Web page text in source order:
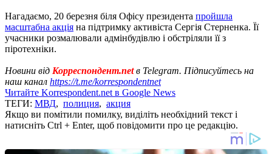
Нагадаємо, 20 березня біля Офісу президента пройшла
масштабна акція на підтримку активіста Сергія Стерненка. Її
учасники розмалювали адмінбудівлю і обстріляли її з
піротехніки.
Новини від Корреспондент.netв Telegram. Підписуйтесь на
наш канал https://t.me/korrespondentnet
Читайте Korrespondent.net в Google News
ТЕГИ: МВД, полиция, акция
Якщо ви помітили помилку, виділіть необхідний текст і
натисніть Ctrl + Enter, щоб повідомити про це редакцію.